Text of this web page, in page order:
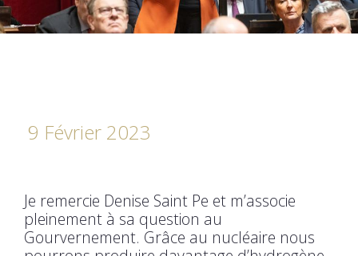
9 Février 2023
Je remercie Denise Saint Pe et m’associe
pleinement à sa question au
Gourvernement. Grâce au nucléaire nous